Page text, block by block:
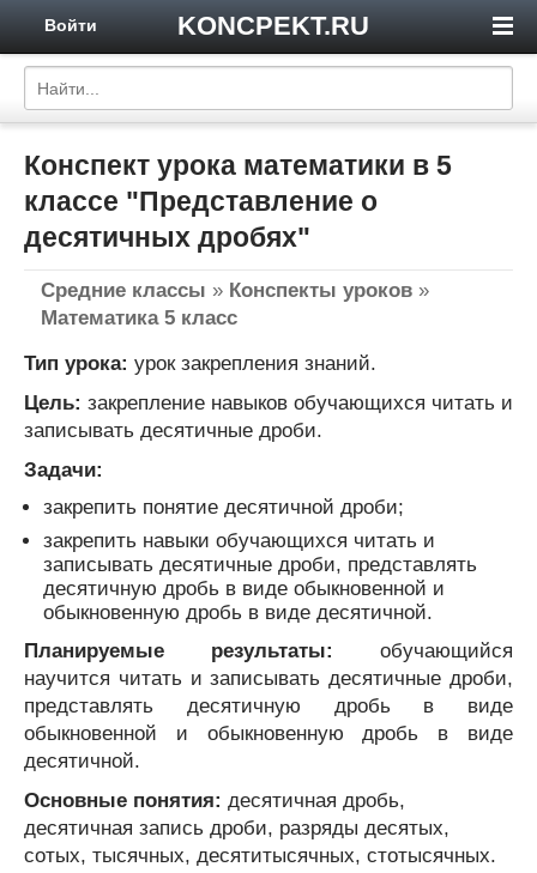
KONCPEKT.RU
Войти
Конспект урока математики в 5
классе "Представление о
десятичных дробях"
Средние классы » Конспекты уроков »
Математика 5 класс
Тип урока: урок закрепления знаний.
Цель: закрепление навыков обучающихся читать и
записывать десятичные дроби.
Задачи:
закрепить понятие десятичной дроби;
закрепить навыки обучающихся читать и
записывать десятичные дроби, представлять
десятичную дробь в виде обыкновенной и
обыкновенную дробь в виде десятичной.
Планируемые результаты: обучающийся
научится читать и записывать десятичные дроби,
представлять десятичную дробь в виде
обыкновенной и обыкновенную дробь в виде
десятичной.
Основные понятия: десятичная дробь,
десятичная запись дроби, разряды десятых,
сотых, тысячных, десятитысячных, стотысячных.